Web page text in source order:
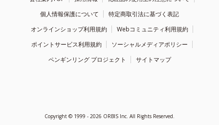
個人情報保護について
特定商取引法に基づく表記
オンラインショップ利用規約
Webコミュニティ利用規約
ポイントサービス利用規約
ソーシャルメディアポリシー
ペンギンリング プロジェクト
サイトマップ
Copyright © 1999 - 2026 ORBIS Inc. All Rights Reserved.